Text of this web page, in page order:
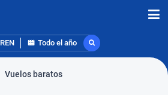
REN Todo el año
Vuelos baratos